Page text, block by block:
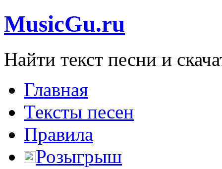
MusicGu.ru
Найти текст песни и
Главная
Тексты песен
Правила
Розыгрыш